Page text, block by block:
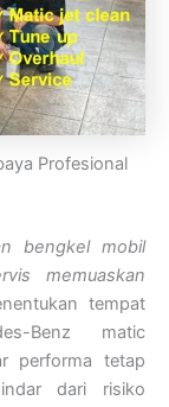
Profesional
bengkel mobil
memuaskan
tempat
Benz matic
performa tetap
dari risiko